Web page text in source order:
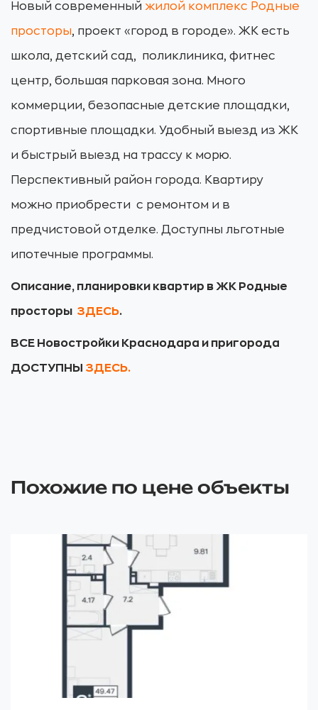
Новый современный жилой комплекс Родные
просторы, проект «город в городе». ЖК есть
школа, детский сад, поликлиника, фитнес
центр, большая парковая зона. Много
коммерции, безопасные детские площадки,
спортивные площадки. Удобный выезд из ЖК
и быстрый выезд на трассу к морю.
Перспективный район города. Квартиру
можно приобрести с ремонтом и в
предчистовой отделке. Доступны льготные
ипотечные программы.
Описание, планировки квартир в ЖК Родные
просторы ЗДЕСЬ.
ВСЕ Новостройки Краснодара и пригорода
ДОСТУПНЫ ЗДЕСЬ.
Похожие по цене объекты